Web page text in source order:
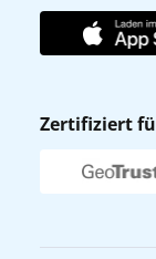
Verhaltens- &
Newsletter
AIDA Club
AIDA App
Zertifiziert